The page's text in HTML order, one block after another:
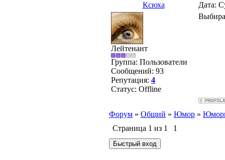
Ксюха
Дата:
Лейтенант
Группа: Пользователи
Сообщений: 93
Репутация: 4
Статус: Offline
Форум » Общий » Юмор »
Страница 1 из 1 1